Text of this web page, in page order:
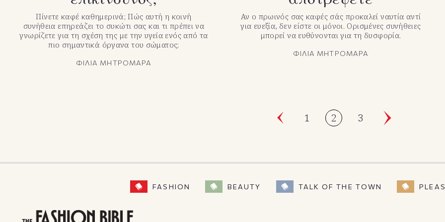
Πίνετε καφέ καθημερινά; Πώς αυτή η κοινή
συνήθεια επηρεάζει το συκώτι σας και τι πρέπει να
γνωρίζετε για τη σχέση της με την υγεία ενός από τα
πιο σημαντικά όργανα του σώματος;
ΦΙΛΙΑ ΜΗΤΡΟΜΑΡΑ
Αν ο πρωινός σας καφές σάς προκαλεί ναυτία αντί
για ευεξία, δεν είστε οι μόνοι. Ορισμένες συνήθειες
μπορεί να ευθύνονται για τη δυσφορία.
ΦΙΛΙΑ ΜΗΤΡΟΜΑΡΑ
1 2 3
FASHION BEAUTY TALK OF THE TOWN